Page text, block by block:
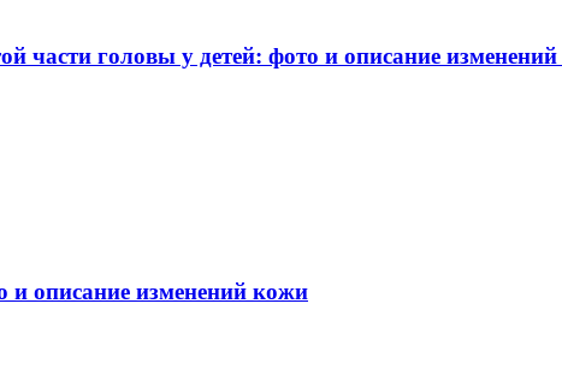
части головы у детей: фото и описание
и описание изменений кожи